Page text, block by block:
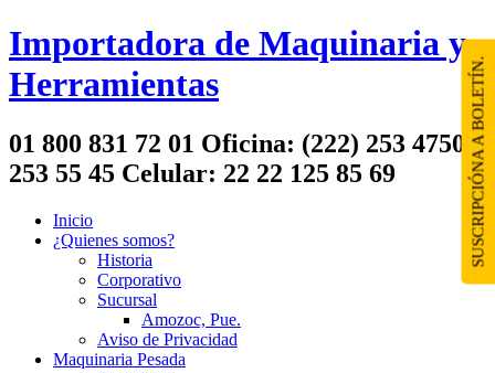
Importadora de Maquinaria y
Herramientas
01 800 831 72 01 Oficina: (222) 253 4750 /
253 55 45 Celular: 22 22 125 85 69
Inicio
¿Quienes somos?
Historia
Corporativo
Sucursal
Amozoc, Pue.
Aviso de Privacidad
Maquinaria Pesada
SUSCRIPCIÓNA A BOLETÍN.